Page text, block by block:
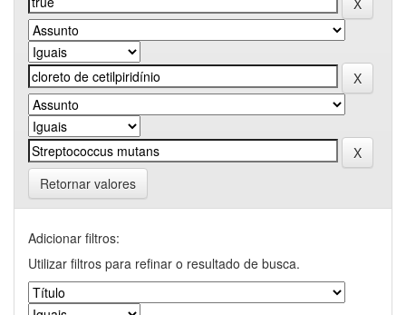
Retornar valores
Adicionar filtros:
Utilizar filtros para refinar o resultado de busca.